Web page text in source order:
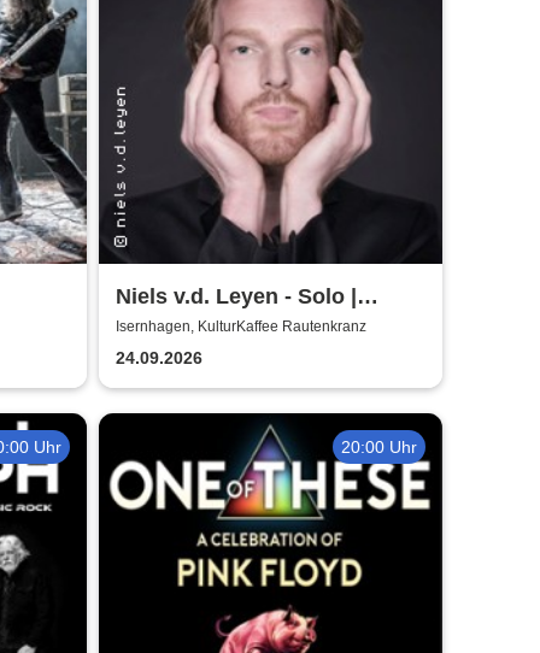
Niels v.d. Leyen - Solo |
Boogie Woogie & Blues
Isernhagen, KulturKaffee Rautenkranz
24.09.2026
Uhr 20:00 Uhr